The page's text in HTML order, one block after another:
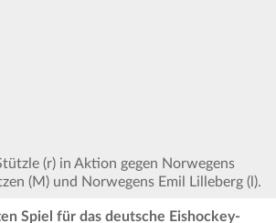
(r) in Aktion gegen Norwegens
(M) und Norwegens Emil Lilleberg (l).
Spiel für das deutsche Eishockey-